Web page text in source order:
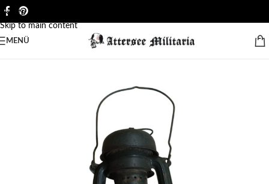
Skip to navigation
Skip to main content
MENÜ